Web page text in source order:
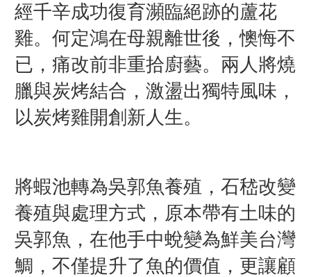
經千辛成功復育瀕臨絕跡的蘆花
雞。何定鴻在母親離世後，懊悔不
已，痛改前非重拾廚藝。兩人將燒
臘與炭烤結合，激盪出獨特風味，
以炭烤雞開創新人生。
將蝦池轉為吳郭魚養殖，石嵇改變
養殖與處理方式，原本帶有土味的
吳郭魚，在他手中蛻變為鮮美台灣
鯛，不僅提升了魚的價值，更讓顧